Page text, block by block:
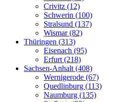
Crivitz (12)
Schwerin (100)
Stralsund (137)
Wismar (82)
Thüringen (313)
Eisenach (95)
Erfurt (218)
Sachsen-Anhalt (408)
Wernigerode (67)
Quedlinburg (113)
Naumburg (135)